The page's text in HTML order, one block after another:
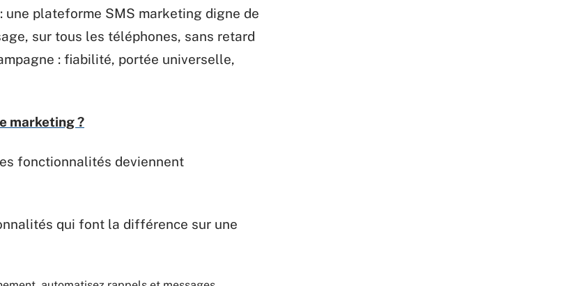
plateforme SMS marketing digne de
sur tous les téléphones, sans retard
: fiabilité, portée universelle,
marketing ?
fonctionnalités deviennent
qui font la différence sur une